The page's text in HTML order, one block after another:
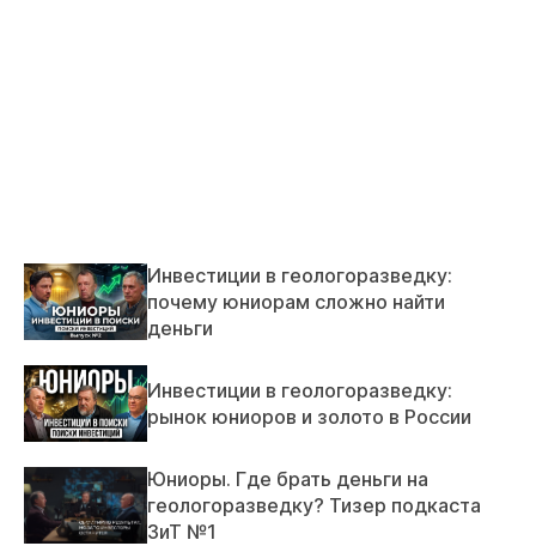
Инвестиции в геологоразведку:
почему юниорам сложно найти
деньги
Инвестиции в геологоразведку:
рынок юниоров и золото в России
Юниоры. Где брать деньги на
геологоразведку? Тизер подкаста
ЗиТ №1